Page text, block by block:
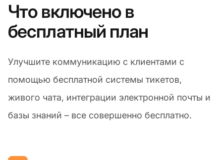
Что включено в
бесплатный план
Улучшите коммуникацию с клиентами с
помощью бесплатной системы тикетов,
живого чата, интеграции электронной почты и
базы знаний – все совершенно бесплатно.